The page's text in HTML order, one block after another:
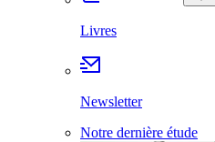
Livres
Newsletter
Notre dernière étude